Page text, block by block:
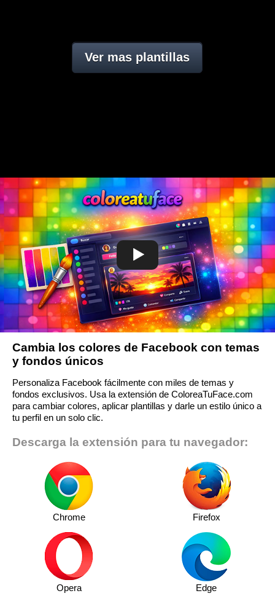
Ver mas plantillas
Cambia los colores de Facebook con temas
y fondos únicos
Personaliza Facebook fácilmente con miles de temas y
fondos exclusivos. Usa la extensión de ColoreaTuFace.com
para cambiar colores, aplicar plantillas y darle un estilo único a
tu perfil en un solo clic.
Descarga la extensión para tu navegador:
Chrome Firefox
Opera Edge